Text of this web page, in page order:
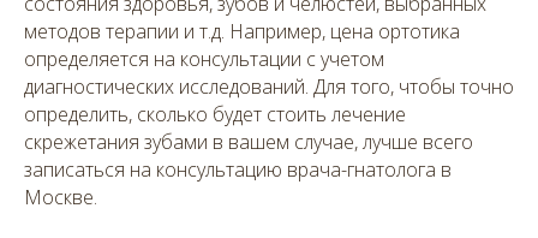
методов терапии и т.д. Например, цена ортотика
определяется на консультации с учетом
диагностических исследований. Для того, чтобы точно
определить, сколько будет стоить лечение
скрежетания зубами в вашем случае, лучше всего
записаться на консультацию врача-гнатолога в
Москве.